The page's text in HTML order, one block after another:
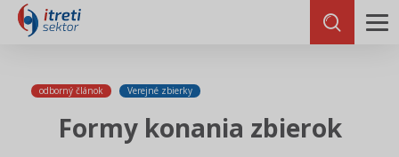
odborný článok Verejné zbierky
Formy konania zbierok